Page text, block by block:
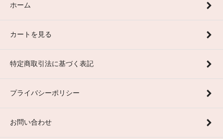
ホーム
カートを見る
特定商取引法に基づく表記
プライバシーポリシー
お問い合わせ